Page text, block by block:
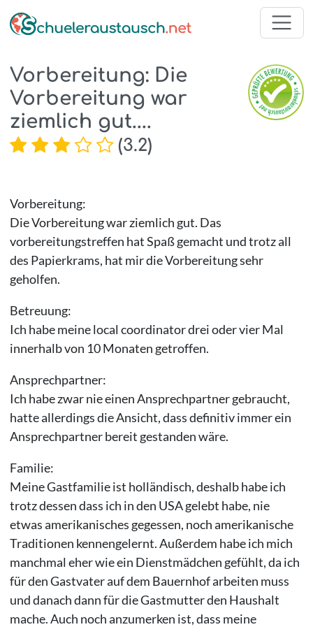
Vorbereitung: Die
Vorbereitung war
ziemlich gut....
(3.2)
Vorbereitung:
Die Vorbereitung war ziemlich gut. Das
vorbereitungstreffen hat Spaß gemacht und trotz all
des Papierkrams, hat mir die Vorbereitung sehr
geholfen.
Betreuung:
Ich habe meine local coordinator drei oder vier Mal
innerhalb von 10 Monaten getroffen.
Ansprechpartner:
Ich habe zwar nie einen Ansprechpartner gebraucht,
hatte allerdings die Ansicht, dass definitiv immer ein
Ansprechpartner bereit gestanden wäre.
Familie:
Meine Gastfamilie ist holländisch, deshalb habe ich
trotz dessen dass ich in den USA gelebt habe, nie
etwas amerikanisches gegessen, noch amerikanische
Traditionen kennengelernt. Außerdem habe ich mich
manchmal eher wie ein Dienstmädchen gefühlt, da ich
für den Gastvater auf dem Bauernhof arbeiten muss
und danach dann für die Gastmutter den Haushalt
mache. Auch noch anzumerken ist, dass meine